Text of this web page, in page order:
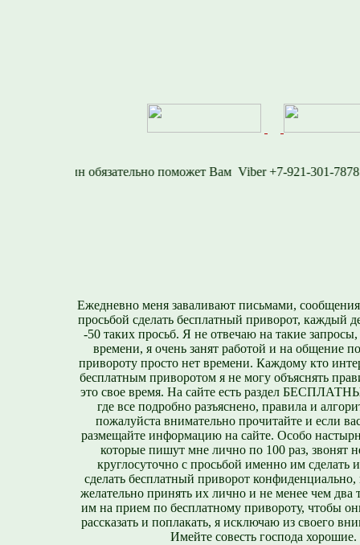
Viber +7-921-
Ежедневно меня заваливают письмами,
просьбой сделать бесплатный приворот, каждый
-50 таких просьб. Я не отвечаю на такие
времени, я очень занят работой и на общение
привороту просто нет времени. Каждому кто
бесплатным приворотом я не могу объяснять
это свое время. На сайте есть раздел
где все подробно разъяснено, правила и
пожалуйста внимательно прочитайте и если
размещайте информацию на сайте. Особо
которые пишут мне лично по 100 раз, звонят
круглосуточно с просьбой именно им сделать
сделать бесплатный приворот конфиденциально,
желательно принять их лично и не менее чем два
им на прием по бесплатному привороту, чтобы
рассказать и поплакать, я исключаю из своего
Имейте совесть господа хорошие.